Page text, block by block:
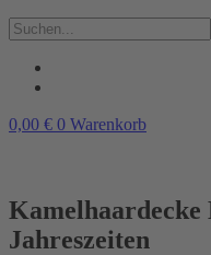
0,00 € 0 Warenkorb
Jahreszeiten